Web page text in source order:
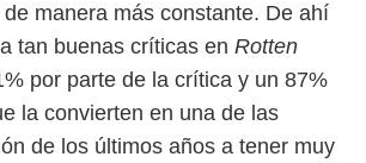
manera más constante. De ahí
tan buenas críticas en Rotten
por parte de la crítica y un 87%
la convierten en una de las
de los últimos años a tener muy